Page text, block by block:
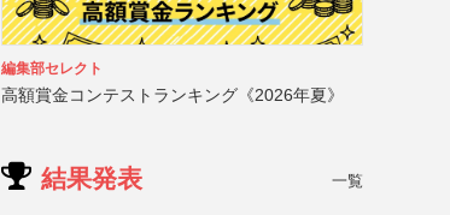
編集部セレクト
高額賞金コンテストランキング《2026年夏》
結果発表 一覧